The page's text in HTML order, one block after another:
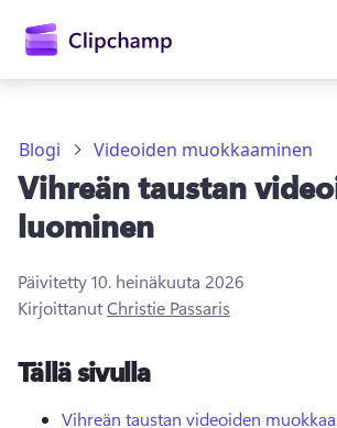
Kirjaudu sisään
Blogi Videoiden muokkaaminen
Vihreän taustan
luominen
Päivitetty10. heinäkuuta 2026
KirjoittanutChristie Passaris
Tällä sivulla
Vihreän taustan videoiden